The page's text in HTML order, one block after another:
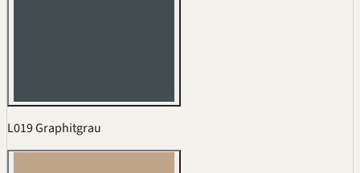
L019 Graphitgrau